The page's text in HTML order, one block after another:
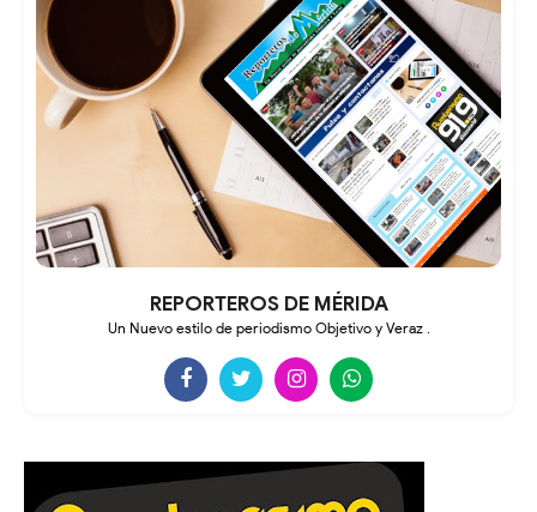
REPORTEROS DE MÉRIDA
Un Nuevo estilo de periodismo Objetivo y Veraz .